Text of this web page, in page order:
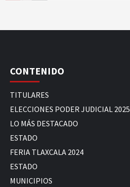
CONTENIDO
TITULARES
ELECCIONES PODER JUDICIAL 2025
LO MÁS DESTACADO
ESTADO
FERIA TLAXCALA 2024
ESTADO
MUNICIPIOS